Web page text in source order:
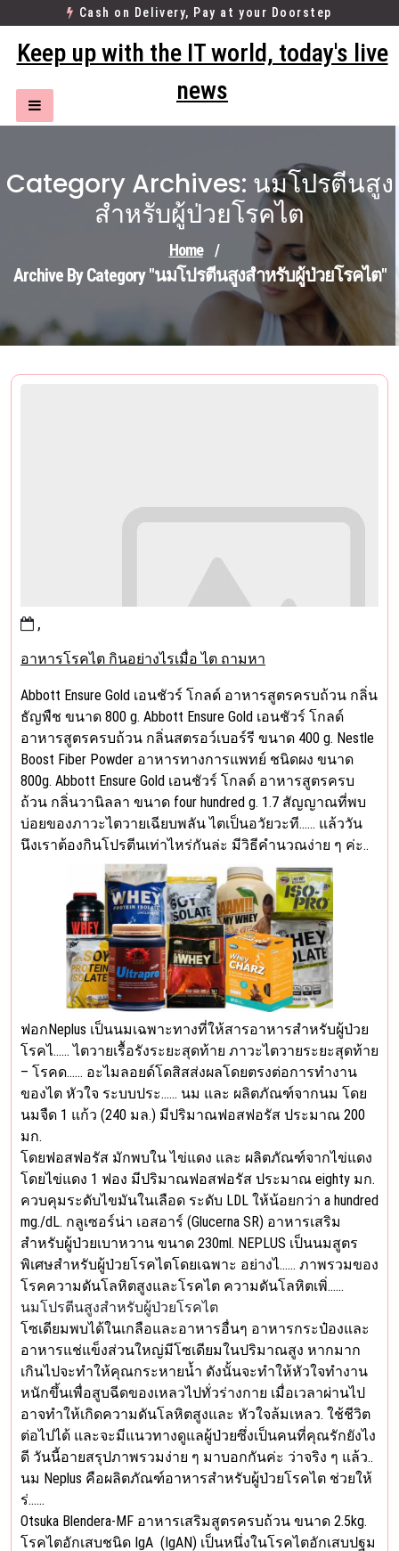
to
content
Cash on Delivery, Pay at your Doorstep
Keep up with the IT world, today's live
news
Category Archives: นมโปรตีนสูง
สำหรับผู้ป่วยโรคไต
Home /
Archive By Category "นมโปรตีนสูงสำหรับผู้ป่วยโรคไต"
,
อาหารโรคไต กินอย่างไรเมื่อ ไต ถามหา
Abbott Ensure Gold เอนชัวร์ โกลด์ อาหารสูตรครบถ้วน กลิ่น
ธัญพืช ขนาด 800 g. Abbott Ensure Gold เอนชัวร์ โกลด์
อาหารสูตรครบถ้วน กลิ่นสตรอว์เบอร์รี ขนาด 400 g. Nestle
Boost Fiber Powder อาหารทางการแพทย์ ชนิดผง ขนาด
800g. Abbott Ensure Gold เอนชัวร์ โกลด์ อาหารสูตรครบ
ถ้วน กลิ่นวานิลลา ขนาด four hundred g. 1.7 สัญญาณที่พบ
บ่อยของภาวะไตวายเฉียบพลัน ไตเป็นอวัยวะที…… แล้ววัน
นึงเราต้องกินโปรตีนเท่าไหร่กันล่ะ มีวิธีคำนวณง่าย ๆ ค่ะ..
ฟอกNeplus เป็นนมเฉพาะทางที่ให้สารอาหารสำหรับผู้ป่วย
โรคไ…… ไตวายเรื้อรังระยะสุดท้าย ภาวะไตวายระยะสุดท้าย
– โรคด…… อะไมลอยด์โดสิสส่งผลโดยตรงต่อการทำงาน
ของไต หัวใจ ระบบประ…… นม และ ผลิตภัณฑ์จากนม โดย
นมจืด 1 แก้ว (240 มล.) มีปริมาณฟอสฟอรัส ประมาณ 200
มก.
โดยฟอสฟอรัส มักพบใน ไข่แดง และ ผลิตภัณฑ์จากไข่แดง
โดยไข่แดง 1 ฟอง มีปริมาณฟอสฟอรัส ประมาณ eighty มก.
ควบคุมระดับไขมันในเลือด ระดับ LDL ให้น้อยกว่า a hundred
mg./dL. กลูเซอร์น่า เอสอาร์ (Glucerna SR) อาหารเสริม
สำหรับผู้ป่วยเบาหวาน ขนาด 230ml. NEPLUS เป็นนมสูตร
พิเศษสำหรับผู้ป่วยโรคไตโดยเฉพาะ อย่างไ…… ภาพรวมของ
โรคความดันโลหิตสูงและโรคไต ความดันโลหิตเพิ่……
นมโปรตีนสูงสำหรับผู้ป่วยโรคไต
โซเดียมพบได้ในเกลือและอาหารอื่นๆ อาหารกระป๋องและ
อาหารแช่แข็งส่วนใหญ่มีโซเดียมในปริมาณสูง หากมาก
เกินไปจะทำให้คุณกระหายน้ำ ดังนั้นจะทำให้หัวใจทำงาน
หนักขึ้นเพื่อสูบฉีดของเหลวไปทั่วร่างกาย เมื่อเวลาผ่านไป
อาจทำให้เกิดความดันโลหิตสูงและ หัวใจล้มเหลว. ใช้ชีวิต
ต่อไปได้ และจะมีแนวทางดูแลผู้ป่วยซึ่งเป็นคนที่คุณรักยังไง
ดี วันนี้อายสรุปภาพรวมง่าย ๆ มาบอกกันค่ะ ว่าจริง ๆ แล้ว..
นม Neplus คือผลิตภัณฑ์อาหารสำหรับผู้ป่วยโรคไต ช่วยให้
ร่……
Otsuka Blendera-MF อาหารเสริมสูตรครบถ้วน ขนาด 2.5kg.
โรคไตอักเสบชนิด IgA (IgAN) เป็นหนึ่งในโรคไตอักเสบปฐม